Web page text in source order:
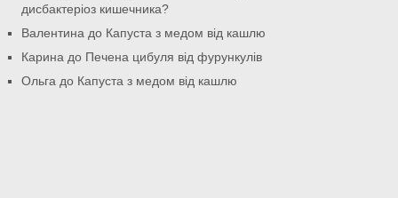
дисбактеріоз кишечника?
Валентина до Капуста з медом від кашлю
Карина до Печена цибуля від фурункулів
Ольга до Капуста з медом від кашлю